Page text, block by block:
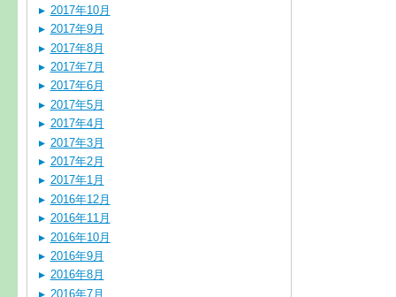
2017年10月
2017年9月
2017年8月
2017年7月
2017年6月
2017年5月
2017年4月
2017年3月
2017年2月
2017年1月
2016年12月
2016年11月
2016年10月
2016年9月
2016年8月
2016年7月